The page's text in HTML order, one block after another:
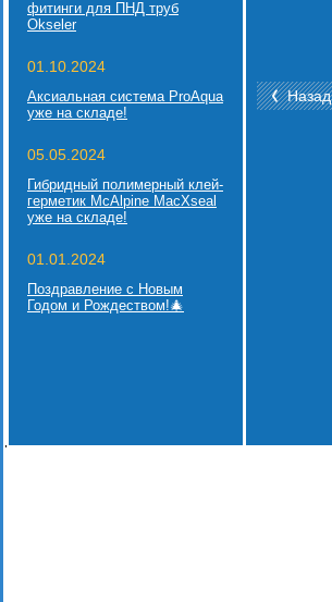
фитинги для ПНД труб
Okseler
01.10.2024
Аксиальная система ProAqua
уже на складе!
05.05.2024
Гибридный полимерный клей-
герметик McAlpine MacXseal
уже на складе!
01.01.2024
Поздравление с Новым
Годом и Рождеством!🎄
Назад